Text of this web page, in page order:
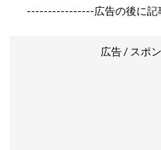
----------------広告の後に
広告 / スポ